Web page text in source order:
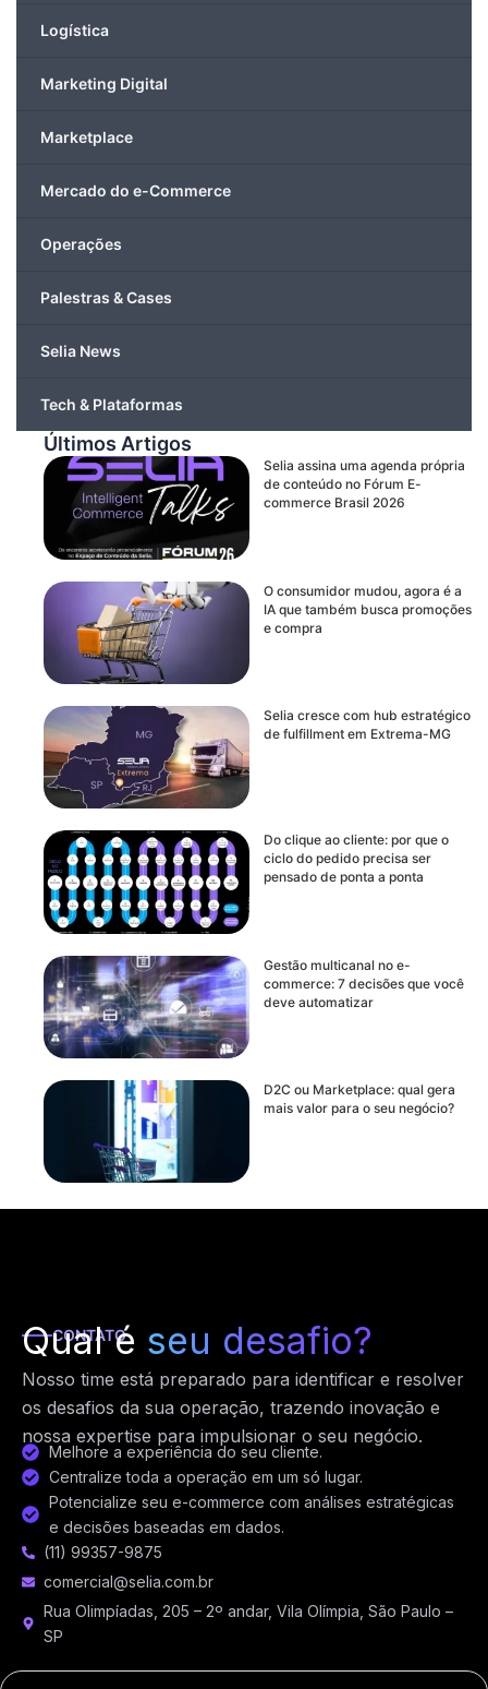
Logística
Marketing Digital
Marketplace
Mercado do e-Commerce
Operações
Palestras & Cases
Selia News
Tech & Plataformas
Últimos Artigos
Selia assina uma agenda própria
de conteúdo no Fórum E-
commerce Brasil 2026
O consumidor mudou, agora é a
IA que também busca promoções
e compra
Selia cresce com hub estratégico
de fulfillment em Extrema-MG
Do clique ao cliente: por que o
ciclo do pedido precisa ser
pensado de ponta a ponta
Gestão multicanal no e-
commerce: 7 decisões que você
deve automatizar
D2C ou Marketplace: qual gera
mais valor para o seu negócio?
CONTATO
Qual é seu desafio?
Nosso time está preparado para identificar e resolver
os desafios da sua operação, trazendo inovação e
nossa expertise para impulsionar o seu negócio.
Melhore a experiência do seu cliente.
Centralize toda a operação em um só lugar.
Potencialize seu e-commerce com análises estratégicas
e decisões baseadas em dados.
(11) 99357-9875
comercial@selia.com.br
Rua Olimpíadas, 205 – 2º andar, Vila Olímpia, São Paulo –
SP